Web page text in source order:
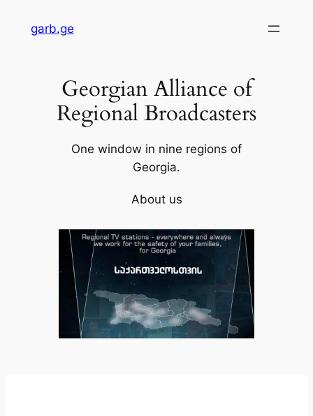
garb.ge
Georgian Alliance of
Regional Broadcasters
One window in nine regions of
Georgia.
About us